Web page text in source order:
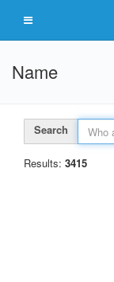
Name
Search
Results: 3415